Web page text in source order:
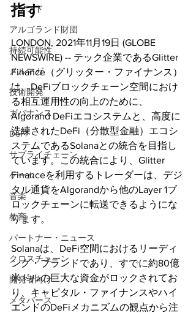
ファンド
アルゴランド財団
持続可能性
メルマガ
技術開発
ガバナンス
DeFi
サプライチェーン
ゲーム
音楽
教育
パートナー・ニュース
クロスチェーン
開発者向け
メタバース
指す
LONDON, 2021年11月19日 (GLOBE
NEWSWIRE) -- テック企業であるGlitter
Finance（グリッター・ファイナンス）
は、DeFiブロックチェーン空間におけ
る相互運用性の向上のために、
Algorand DeFiエコシステムと、高度に
洗練されたDeFi（分散型金融）エコシ
ステムであるSolanaとの統合を目指し
ています。この統合により、Glitter
Financeを利用するトレーダーは、デジ
タル通貨をAlgorandから他のLayer 1ブ
ロックチェーンに転送できるようにな
ります。
Solanaは、DeFi空間におけるリーディ
ング・ブランドであり、すでに約80億
米ドルの巨大な資金がロックされてお
り、キャピタル・ファイナンスやハイ
エンドのDeFiメカニズムの観点から注